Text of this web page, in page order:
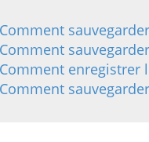
enregistrer